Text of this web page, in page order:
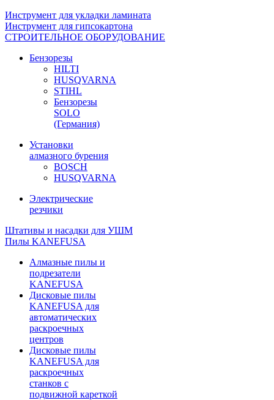
Инструмент для укладки ламината
Инструмент для гипсокартона
СТРОИТЕЛЬНОЕ ОБОРУДОВАНИЕ
Бензорезы
HILTI
HUSQVARNA
STIHL
Бензорезы
SOLO
(Германия)
Установки
алмазного бурения
BOSCH
HUSQVARNA
Электрические
резчики
Штативы и насадки для УШМ
Пилы KANEFUSA
Алмазные пилы и
подрезатели
KANEFUSA
Дисковые пилы
KANEFUSA для
автоматических
раскроечных
центров
Дисковые пилы
KANEFUSA для
раскроечных
станков с
подвижной кареткой